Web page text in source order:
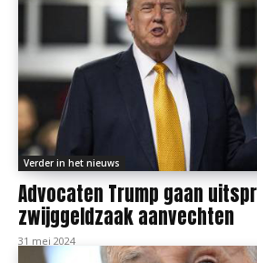
Verder in het nieuws
Advocaten Trump gaan
zwijggeldzaak aanvechten
31 mei 2024